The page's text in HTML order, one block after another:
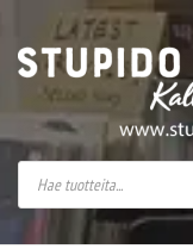
Stupido